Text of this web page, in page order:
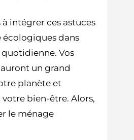
à intégrer ces astuces
dans
Vos
un grand
planète et
bien-être. Alors,
le ménage